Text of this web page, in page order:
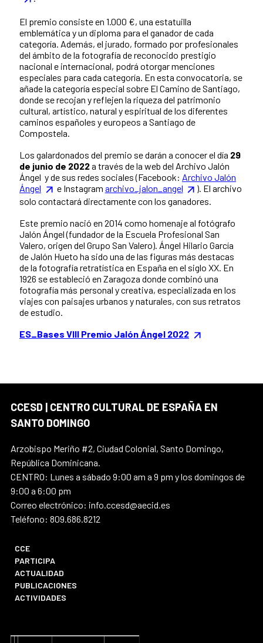
El premio consiste en 1.000 €, una estatuilla
emblemática y un diploma para el ganador de cada
categoría. Además, el jurado, formado por profesionales
del ámbito de la fotografía de reconocido prestigio
nacional e internacional, podrá otorgar menciones
especiales para cada categoría. En esta convocatoria, se
añade la categoría especial sobre El Camino de Santiago,
donde se recojan y reflejen la riqueza del patrimonio
cultural, artístico, natural y espiritual de los diferentes
caminos españoles y europeos a Santiago de
Compostela.
Los galardonados del premio se darán a conocer el día 29
de junio de 2022a través de la web del Archivo Jalón
Ángel y de sus redes sociales (Facebook: Archivo Jalón
Ángel
e Instagram archivo_jalon_angel
). El archivo
solo contactará directamente con los ganadores.
Este premio nació en 2014 como homenaje al fotógrafo
Jalón Ángel (fundador de la Escuela Profesional San
Valero, origen del Grupo San Valero). Ángel Hilario García
de Jalón Hueto ha sido una de las figuras más destacas
de la fotografía retratística en España en el siglo XX. En
1926 se estableció en Zaragoza donde combinó una
fotografía más personal y creativa, especializada en los
viajes con paisajes urbanos y naturales, con sus retratos
de estudio.
ES_Bases VIII Premio Jalón Ángel 2022
CCESD | CENTRO CULTURAL DE ESPAÑA EN
SANTO DOMINGO
Arzobispo Meriño #2, Ciudad Colonial, Santo Domingo,
República Dominicana.
CENTRO: Lunes a sábado 9:00 am a 9 pm y los domingos de
9:00 a 6:00 pm
Correo electrónico: info.ccesd@aecid.es
Teléfono: 809.686.8212
CCE
PARTICIPA
ACTUALIDAD
PUBLICACIONES
ACTIVIDADES